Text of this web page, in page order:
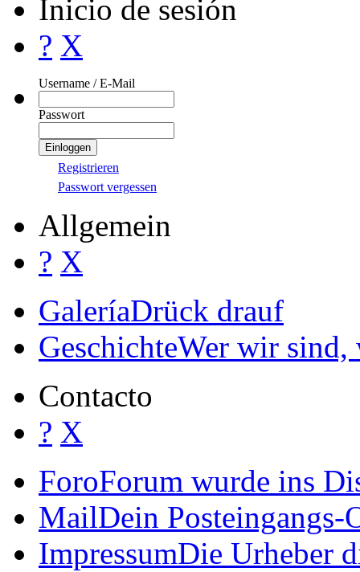
Inicio de sesión
? X
Username / E-Mail
Passwort
Registrieren
Passwort vergessen
Allgemein
? X
GaleríaDrück drauf
GeschichteWer wir sind,
Contacto
? X
ForoForum wurde ins
MailDein Posteingangs-
ImpressumDie Urheber